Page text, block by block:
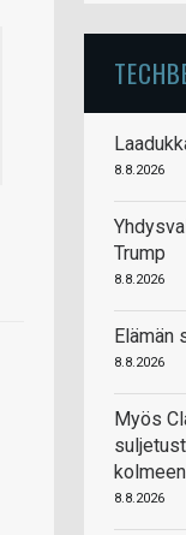
8.8.2026
Trump
8.8.2026
Elämän
8.8.2026
Myös
8.8.2026